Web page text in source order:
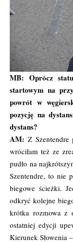
MB: Oprócz
startowym na
powrót w
pozycję na
dystans?
AM: Z
wróciłam też ze
pudło na
Szentendre, to nie
biegowe ścieżki.
odkryć kolejne
krótka rozmowa z
ostatniej edycji
Kierunek Słowenia